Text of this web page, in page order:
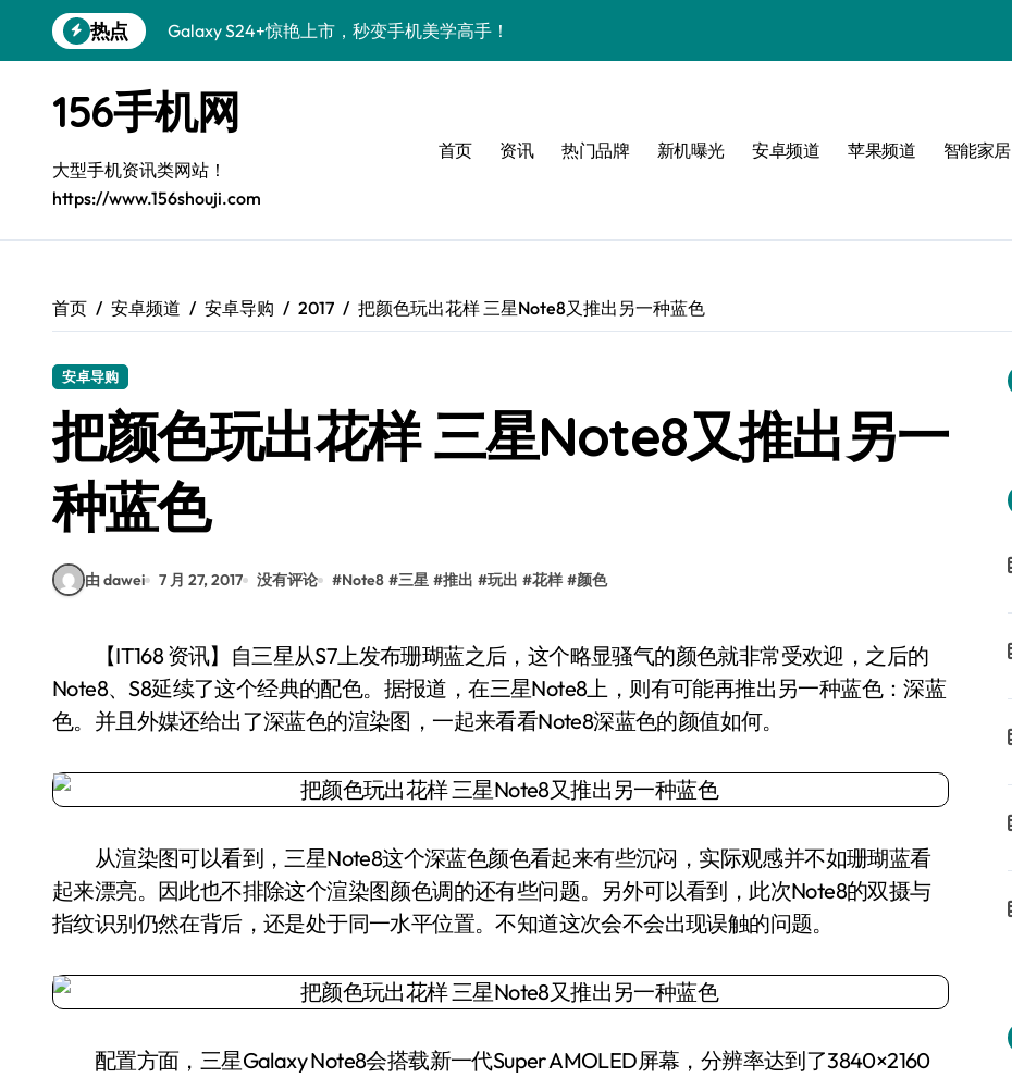
到
热点
Galaxy S24+惊艳上市，秒变手机美学高手！
Galaxy A56 5G登场，时尚旗舰新选择！
三星S26个性美颜全攻略，一键解锁酷炫风格！
S25美化秘籍：个性潮玩，炫酷加倍！
Galaxy C55 5G焕新秘籍：潮流定制，玩转无限可能
Galaxy Z Flip6：折叠时尚，一瞬惊艳
S25 Ultra颜值炸裂！定制主题潮翻天
156手机网
大型手机资讯类网站！
https://www.156shouji.com
首页 资讯 热门品牌 新机曝光 安卓频道 苹果频道 智能家居
首页 安卓频道 安卓导购 2017 把颜色玩出花样 三星Note8又推出另一种蓝色
安卓导购
把颜色玩出花样 三星Note8又推出另一
种蓝色
由 dawei 7 月 27, 2017 没有评论 #Note8 #三星 #推出 #玩出 #花样 #颜色
【IT168 资讯】自三星从S7上发布珊瑚蓝之后，这个略显骚气的颜色就非常受欢迎，之后的
Note8、S8延续了这个经典的配色。据报道，在三星Note8上，则有可能再推出另一种蓝色：深蓝
色。并且外媒还给出了深蓝色的渲染图，一起来看看Note8深蓝色的颜值如何。
从渲染图可以看到，三星Note8这个深蓝色颜色看起来有些沉闷，实际观感并不如珊瑚蓝看
起来漂亮。因此也不排除这个渲染图颜色调的还有些问题。另外可以看到，此次Note8的双摄与
指纹识别仍然在背后，还是处于同一水平位置。不知道这次会不会出现误触的问题。
配置方面，三星Galaxy Note8会搭载新一代Super AMOLED屏幕，分辨率达到了3840×2160